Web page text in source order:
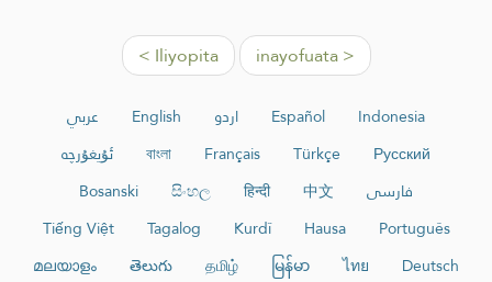
< Iliyopita inayofuata >
عربي English اردو Español
Indonesia
ئۇيغۇرچە
বাংলা Français Türkçe
Русский
Bosanski
සිංහල हिन्दी 中文
فارسی
Tiếng Việt
Tagalog Kurdî Hausa
Português
മലയാളം
తెలుగు தமிழ் မြန်မာ ไทย
Deutsch